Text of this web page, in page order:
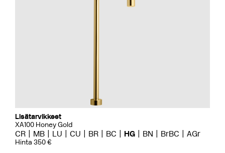
Lisätarvikkeet
XA100 Honey Gold
CR MB LU CU BR BC HG BN BrBC AGr
Hinta 350 €